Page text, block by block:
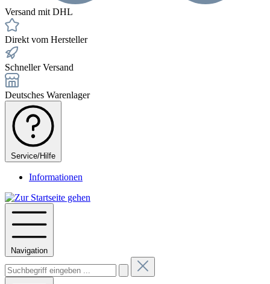
Versand mit DHL
Direkt vom Hersteller
Schneller Versand
Deutsches Warenlager
Service/Hilfe
Informationen
Navigation